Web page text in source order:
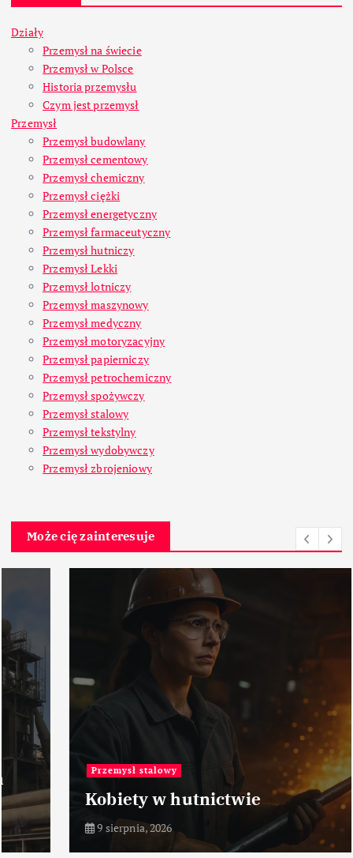
Działy
Przemysł na świecie
Przemysł w Polsce
Historia przemysłu
Czym jest przemysł
Przemysł
Przemysł budowlany
Przemysł cementowy
Przemysł chemiczny
Przemysł ciężki
Przemysł energetyczny
Przemysł farmaceutyczny
Przemysł hutniczy
Przemysł Lekki
Przemysł lotniczy
Przemysł maszynowy
Przemysł medyczny
Przemysł motoryzacyjny
Przemysł papierniczy
Przemysł petrochemiczny
Przemysł spożywczy
Przemysł stalowy
Przemysł tekstylny
Przemysł wydobywczy
Przemysł zbrojeniowy
Może cię zainteresuje
Przemysł stalowy
Kobiety w hutnictwie
9 sierpnia, 2026